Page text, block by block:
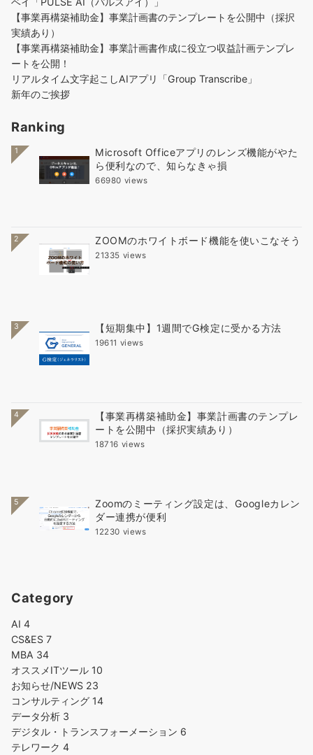
り
【事業再構築補助金】事業計画書のテンプレートを公開中（採択
実績あり）
【事業再構築補助金】事業計画書作成に役立つ収益計画テンプレ
ートを公開！
リアルタイム文字起こしAIアプリ「Group Transcribe」
新年のご挨拶
Ranking
1
Microsoft Officeアプリのレンズ機能がやた
ら便利なので、知らなきゃ損
66980 views
2 ZOOMのホワイトボード機能を使いこなそう
21335 views
3 【短期集中】1週間でG検定に受かる方法
19611 views
4
【事業再構築補助金】事業計画書のテンプレ
ートを公開中（採択実績あり）
18716 views
5
Zoomのミーティング設定は、Googleカレン
ダー連携が便利
12230 views
Category
AI 4
CS&ES 7
MBA 34
オススメITツール 10
お知らせ/NEWS 23
コンサルティング 14
データ分析 3
デジタル・トランスフォーメーション 6
テレワーク 4